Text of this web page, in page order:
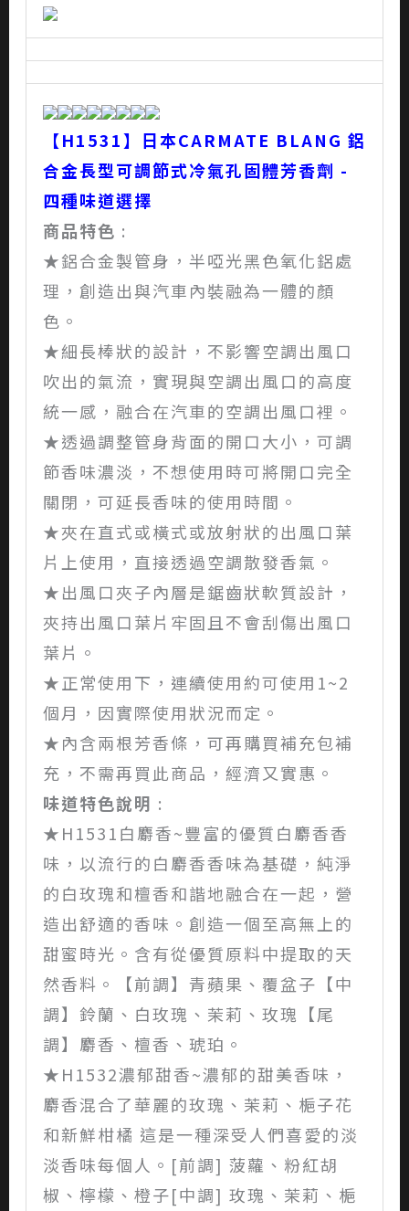
【H1531】日本CARMATE BLANG 鋁
合金長型可調節式冷氣孔固體芳香劑 -
四種味道選擇
商品特色 :
★鋁合金製管身，半啞光黑色氧化鋁處
理，創造出與汽車內裝融為一體的顏
色。
★細長棒狀的設計，不影響空調出風口
吹出的氣流，實現與空調出風口的高度
統一感，融合在汽車的空調出風口裡。
★透過調整管身背面的開口大小，可調
節香味濃淡，不想使用時可將開口完全
關閉，可延長香味的使用時間。
★夾在直式或橫式或放射狀的出風口葉
片上使用，直接透過空調散發香氣。
★出風口夾子內層是鋸齒狀軟質設計，
夾持出風口葉片牢固且不會刮傷出風口
葉片。
★正常使用下，連續使用約可使用1~2
個月，因實際使用狀況而定。
★內含兩根芳香條，可再購買補充包補
充，不需再買此商品，經濟又實惠。
味道特色說明 :
★H1531白麝香~豐富的優質白麝香香
味，以流行的白麝香香味為基礎，純淨
的白玫瑰和檀香和諧地融合在一起，營
造出舒適的香味。創造一個至高無上的
甜蜜時光。含有從優質原料中提取的天
然香料。【前調】青蘋果、覆盆子【中
調】鈴蘭、白玫瑰、茉莉、玫瑰【尾
調】麝香、檀香、琥珀。
★H1532濃郁甜香~濃郁的甜美香味，
麝香混合了華麗的玫瑰、茉莉、梔子花
和新鮮柑橘 這是一種深受人們喜愛的淡
淡香味每個人。[前調] 菠蘿、粉紅胡
椒、檸檬、橙子[中調] 玫瑰、茉莉、梔